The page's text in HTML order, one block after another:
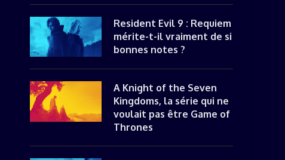
Resident Evil 9 : Requiem
mérite-t-il vraiment de si
bonnes notes ?
A Knight of the Seven
Kingdoms, la série qui ne
voulait pas être Game of
Thrones